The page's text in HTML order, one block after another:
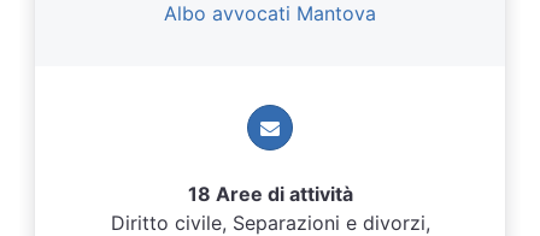
Albo avvocati Mantova
18 Aree di attività
Diritto civile, Separazioni e divorzi,